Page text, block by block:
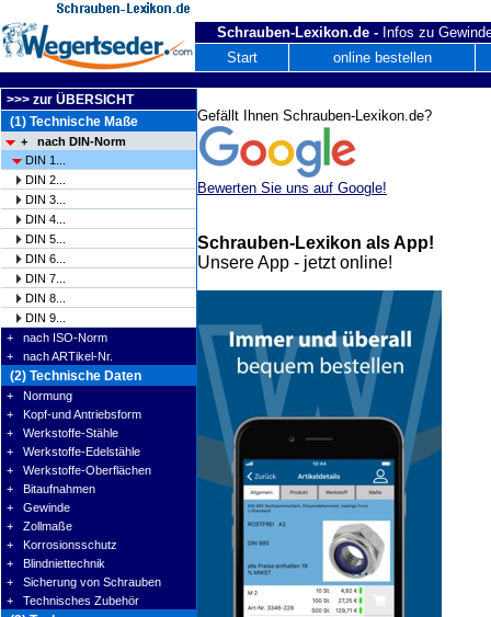
Schrauben-Lexikon.de - Infos zu
Start
online bestellen
>>> zur ÜBERSICHT
(1) Technische Maße
+ nach DIN-Norm
DIN 1...
DIN 2...
DIN 3...
DIN 4...
DIN 5...
DIN 6...
DIN 7...
DIN 8...
DIN 9...
+ nach ISO-Norm
+ nach ARTikel-Nr.
(2) Technische Daten
+ Normung
+ Kopf-und Antriebsform
+ Werkstoffe-Stähle
+ Werkstoffe-Edelstähle
+ Werkstoffe-Oberflächen
+ Bitaufnahmen
+ Gewinde
+ Zollmaße
+ Korrosionsschutz
+ Blindniettechnik
+ Sicherung von Schrauben
+ Technisches Zubehör
Gefällt Ihnen Schrauben-Lexikon.de?
Bewerten Sie uns auf Google!
Schrauben-Lexikon als App!
Unsere App - jetzt online!